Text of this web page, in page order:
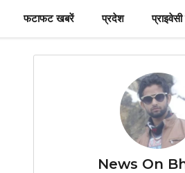
फटाफट खबरें प्रदेश प्राइवेसी
News On